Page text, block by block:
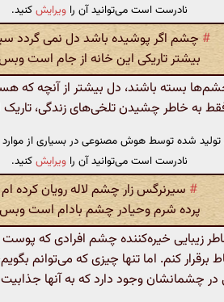
نادرست است می‌توانید آن را ویرایشکنید.
# چشم اگر پوشیده باشد دل نمی گردد
بیشتر تاریکی این خانه از جام است
بسته باشند، دل بیشتر از آنچه که
به خاطر چشیدن تلخی‌های زندگی،
تولید شده توسط هوش مصنوعی در بسیاری از موارد
نادرست است می‌توانید آن را ویرایشکنید.
# سیرنرگس زار چشم لاله رویان کرده ام
پرده شرم وحیادر چشم بادام است وبس
خیره‌کننده چشم افرادی که پوست و
برقرار کنم. اما تنها چیزی که می‌توانم
چشمانشان وجود دارد که به آنها